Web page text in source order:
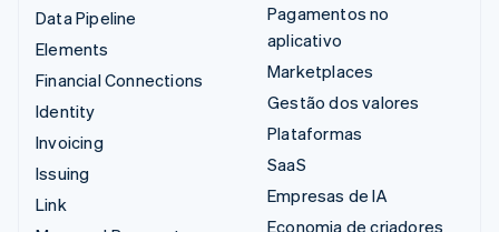
Data Pipeline
Elements
Financial Connections
Identity
Invoicing
Issuing
Link
Pagamentos no
aplicativo
Marketplaces
Gestão dos valores
Plataformas
SaaS
Empresas de IA
Economia de criadores